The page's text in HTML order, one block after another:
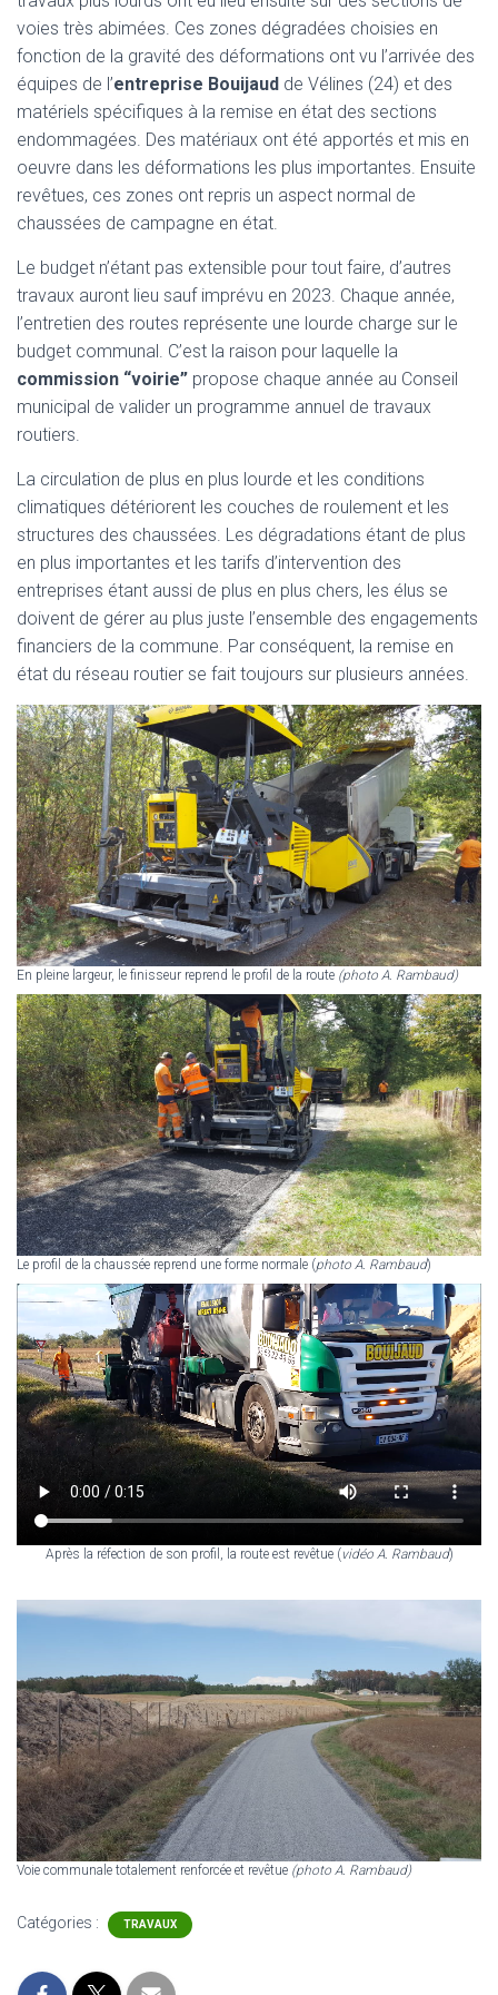
voies très abimées. Ces zones dégradées choisies en
fonction de la gravité des déformations ont vu l’arrivée des
équipes de l’entreprise Bouijaud de Vélines (24) et des
matériels spécifiques à la remise en état des sections
endommagées. Des matériaux ont été apportés et mis en
oeuvre dans les déformations les plus importantes. Ensuite
revêtues, ces zones ont repris un aspect normal de
chaussées de campagne en état.
Le budget n’étant pas extensible pour tout faire, d’autres
travaux auront lieu sauf imprévu en 2023. Chaque année,
l’entretien des routes représente une lourde charge sur le
budget communal. C’est la raison pour laquelle la
commission “voirie” propose chaque année au Conseil
municipal de valider un programme annuel de travaux
routiers.
La circulation de plus en plus lourde et les conditions
climatiques détériorent les couches de roulement et les
structures des chaussées. Les dégradations étant de plus
en plus importantes et les tarifs d’intervention des
entreprises étant aussi de plus en plus chers, les élus se
doivent de gérer au plus juste l’ensemble des engagements
financiers de la commune. Par conséquent, la remise en
état du réseau routier se fait toujours sur plusieurs années.
En pleine largeur, le finisseur reprend le profil de la route (photo A. Rambaud)
Le profil de la chaussée reprend une forme normale (photo A. Rambaud)
Après la réfection de son profil, la route est revêtue ( vidéo A. Rambaud)
Voie communale totalement renforcée et revêtue (photo A. Rambaud)
Catégories : TRAVAUX